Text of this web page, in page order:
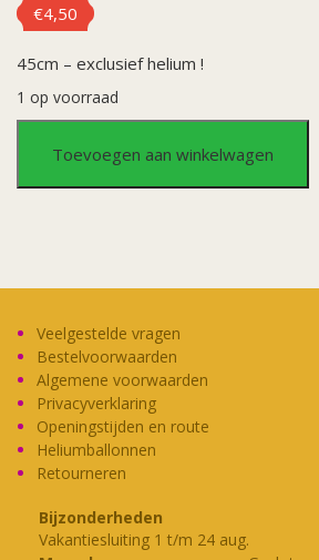
€4,50
45cm – exclusief helium !
1 op voorraad
Ster
2
Wind
Spirit
aantal
Toevoegen aan winkelwagen
Veelgestelde vragen
Bestelvoorwaarden
Algemene voorwaarden
Privacyverklaring
Openingstijden en route
Heliumballonnen
Retourneren
Bijzonderheden
Vakantiesluiting 1 t/m 24 aug.